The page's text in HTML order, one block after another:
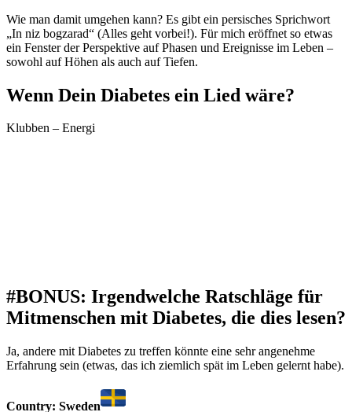
Wie man damit umgehen kann? Es gibt ein persisches Sprichwort
„In niz bogzarad“ (Alles geht vorbei!). Für mich eröffnet so etwas
ein Fenster der Perspektive auf Phasen und Ereignisse im Leben –
sowohl auf Höhen als auch auf Tiefen.
Wenn Dein Diabetes ein Lied wäre?
Klubben – Energi
#BONUS: Irgendwelche Ratschläge für
Mitmenschen mit Diabetes, die dies lesen?
Ja, andere mit Diabetes zu treffen könnte eine sehr angenehme
Erfahrung sein (etwas, das ich ziemlich spät im Leben gelernt habe).
Country: Sweden